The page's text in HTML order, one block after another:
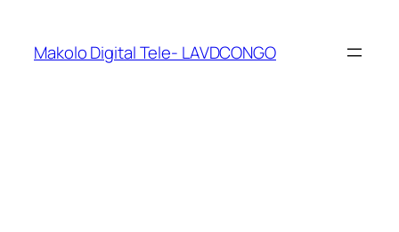
Makolo Digital Tele- LAVDCONGO